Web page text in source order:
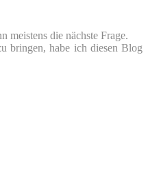
meistens die nächste Frage.
bringen, habe ich diesen Blog